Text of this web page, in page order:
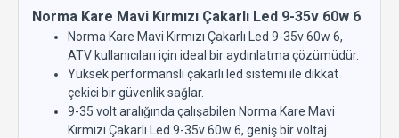
Norma Kare Mavi Kırmızı Çakarlı Led 9-35v 60w 6
Norma Kare Mavi Kırmızı Çakarlı Led 9-35v 60w 6,
ATV kullanıcıları için ideal bir aydınlatma çözümüdür.
Yüksek performanslı çakarlı led sistemi ile dikkat
çekici bir güvenlik sağlar.
9-35 volt aralığında çalışabilen Norma Kare Mavi
Kırmızı Çakarlı Led 9-35v 60w 6, geniş bir voltaj